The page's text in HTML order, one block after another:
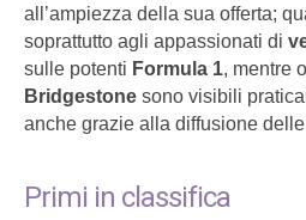
all’ampiezza della sua offerta;
soprattutto agli appassionati di
sulle potenti Formula 1, mentre
Bridgestone sono visibili
anche grazie alla diffusione
Primi in classifica